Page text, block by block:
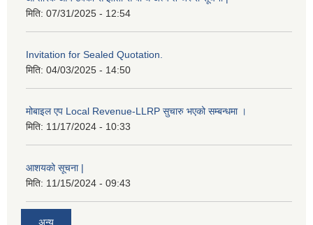
मिति: 07/31/2025 - 12:54
Invitation for Sealed Quotation.
मिति: 04/03/2025 - 14:50
मोबाइल एप Local Revenue-LLRP सुचारु भएको सम्बन्धमा ।
मिति: 11/17/2024 - 10:33
आशयको सूचना |
मिति: 11/15/2024 - 09:43
अन्य